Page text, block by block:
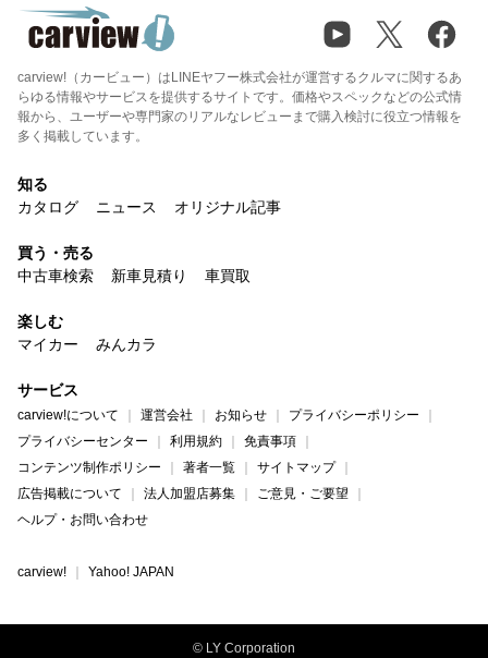
carview!（カービュー）はLINEヤフー株式会社が運営するクルマに関するあ
らゆる情報やサービスを提供するサイトです。価格やスペックなどの公式情
報から、ユーザーや専門家のリアルなレビューまで購入検討に役立つ情報を
多く掲載しています。
知る
カタログ
ニュース オリジナル記事
買う・売る
中古車検索
新車見積り 車買取
楽しむ
マイカー
みんカラ
サービス
carview!について 運営会社 お知らせ
プライバシーポリシー
プライバシーセンター
利用規約
免責事項
コンテンツ制作ポリシー
著者一覧
サイトマップ
広告掲載について
法人加盟店募集
ご意見・ご要望
ヘルプ・お問い合わせ
carview! Yahoo! JAPAN
© LY Corporation